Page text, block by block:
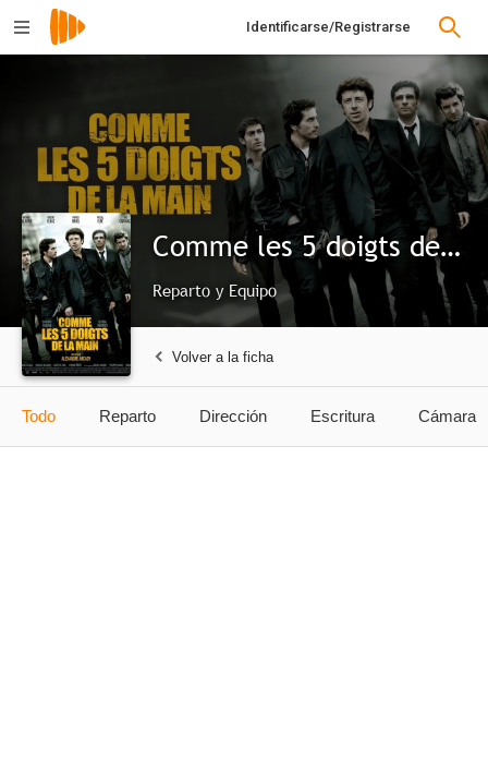
Identificarse/Registrarse
Comme les 5 doigts de la main
Reparto y Equipo
Volver a la ficha
Todo Reparto Dirección Escritura Cámara